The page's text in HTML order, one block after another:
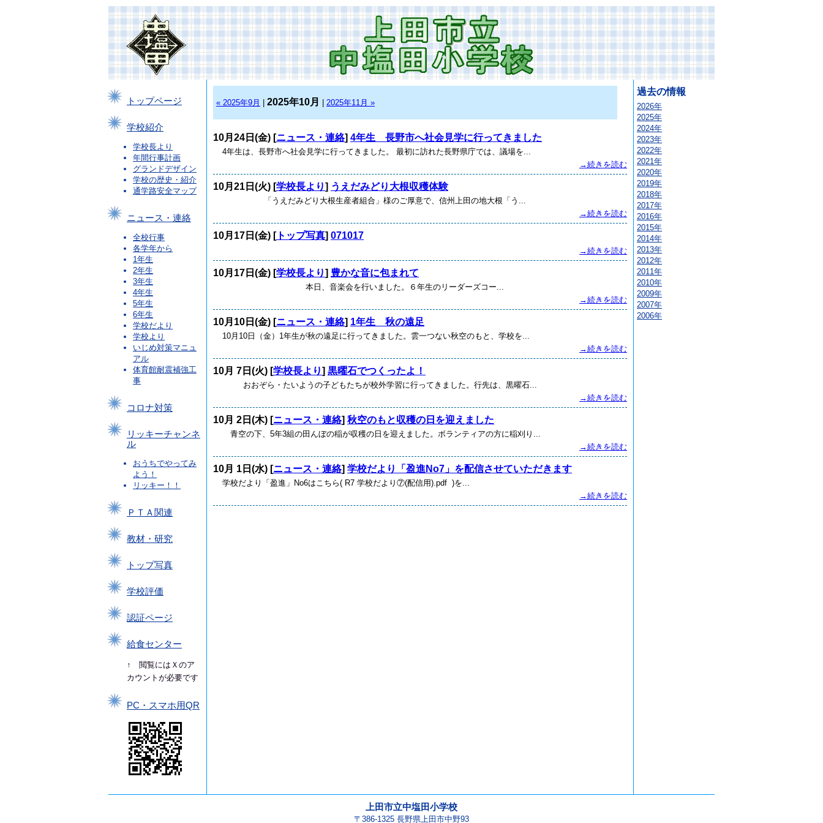
トップページ
学校紹介
学校長より
年間行事計画
グランドデザイン
学校の歴史・紹介
通学路安全マップ
ニュース・連絡
全校行事
各学年から
1年生
2年生
3年生
4年生
5年生
6年生
学校だより
学校より
いじめ対策マニュ
アル
体育館耐震補強工
事
コロナ対策
リッキーチャンネ
ル
おうちでやってみ
よう！
リッキー！！
ＰＴＡ関連
教材・研究
トップ写真
学校評価
認証ページ
給食センター
↑ 閲覧にはＸのア
カウントが必要です
PC・スマホ用QR
« 2025年9月 2025年10月 2025年11月 »
10月24日(金) [ニュース・連絡] 4年生 長野市へ社会見学に行ってきました
4年生は、長野市へ社会見学に行ってきました。 最初に訪れた長野県庁では、議場を...
→続きを読む
10月21日(火) [学校長より] うえだみどり大根収穫体験
「うえだみどり大根生産者組合」様のご厚意で、信州上田の地大根「う...
→続きを読む
10月17日(金) [トップ写真] 071017
→続きを読む
10月17日(金) [学校長より] 豊かな音に包まれて
本日、音楽会を行いました。６年生のリーダーズコー...
→続きを読む
10月10日(金) [ニュース・連絡] 1年生 秋の遠足
10月10日（金）1年生が秋の遠足に行ってきました。雲一つない秋空のもと、学校を...
→続きを読む
10月 7日(火) [学校長より] 黒曜石でつくったよ！
おおぞら・たいようの子どもたちが校外学習に行ってきました。行先は、黒曜石...
→続きを読む
10月 2日(木) [ニュース・連絡] 秋空のもと収穫の日を迎えました
青空の下、5年3組の田んぼの稲が収穫の日を迎えました。ボランティアの方に稲刈り...
→続きを読む
10月 1日(水) [ニュース・連絡] 学校だより「盈進No7」を配信させていただきます
学校だより「盈進」No6はこちら( R7 学校だより⑦(配信用).pdf )を...
→続きを読む
過去の情報
2026年
2025年
2024年
2023年
2022年
2021年
2020年
2019年
2018年
2017年
2016年
2015年
2014年
2013年
2012年
2011年
2010年
2009年
2007年
2006年
上田市立中塩田小学校
〒386-1325 長野県上田市中野93